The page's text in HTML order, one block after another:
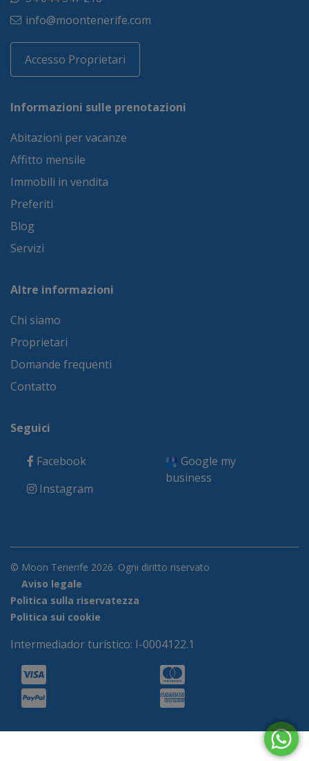
info@moontenerife.com
Accesso Proprietari
Informazioni sulle prenotazioni
Abitazioni per vacanze
Affitto mensile
Immobili in vendita
Preferiti
Blog
Servizi
Altre informazioni
Chi siamo
Proprietari
Domande frequenti
Contatto
Seguici
Facebook
Instagram
business
© Moon Tenerife 2026. Ogni diritto riservato
Aviso legale
Politica sulla riservatezza
Politica sui cookie
Intermediador turístico: I-0004122.1